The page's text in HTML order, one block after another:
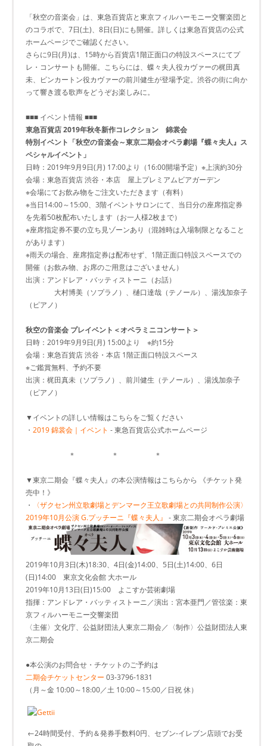
「秋空の音楽会」は、東急百貨店と東京フィルハーモニー交響楽団と
のコラボで、7日(土)、8日(日)にも開催。詳しくは東急百貨店の公式
ホームページでご確認ください。
さらに9日(月)は、15時から百貨店1階正面口の特設スペースにてプ
レ・コンサートも開催。こちらには、蝶々夫人役カヴァーの梶田真
未、ピンカートン役カヴァーの前川健生が登場予定。渋谷の街に向か
って響き渡る歌声をどうぞお楽しみに。
■■■ イベント情報 ■■■
東急百貨店 2019年秋冬新作コレクション 錦裳会
特別イベント「秋空の音楽会～東京二期会オペラ劇場『蝶々夫人』ス
ペシャルイベント」
日時：2019年9月9日(月) 17:00より（16:00開場予定）※上演約30分
会場：東急百貨店 渋谷・本店 屋上プレミアムビアガーデン
※会場にてお飲み物をご注文いただきます（有料）
※当日14:00～15:00、3階イベントサロンにて、当日分の座席指定券
を先着50枚配布いたします（お一人様2枚まで）
※座席指定券不要の立ち見ゾーンあり（混雑時は入場制限となること
があります）
※雨天の場合、座席指定券は配布せず、1階正面口特設スペースでの
開催（お飲み物、お席のご用意はございません）
出演：アンドレア・バッティストーニ（お話）
大村博美（ソプラノ）、樋口達哉（テノール）、湯浅加奈子
（ピアノ）
秋空の音楽会 プレイベント＜オペラミニコンサート＞
日時：2019年9月9日(月) 15:00より ※約15分
会場：東急百貨店 渋谷・本店 1階正面口特設スペース
※ご鑑賞無料、予約不要
出演：梶田真未（ソプラノ）、前川健生（テノール）、湯浅加奈子
（ピアノ）
▼イベントの詳しい情報はこちらをご覧ください
・ 2019 錦裳会｜イベント - 東急百貨店公式ホームページ
＊ ＊ ＊
▼東京二期会『蝶々夫人』の本公演情報はこちらから 《チケット発
売中！》
・
〈ザクセン州立歌劇場とデンマーク王立歌劇場との共同制作公演〉
2019年10月公演 G.プッチーニ『蝶々夫人』 - 東京二期会オペラ劇場
2019年10月3日(木)18:30、4日(金)14:00、5日(土)14:00、6日
(日)14:00 東京文化会館 大ホール
2019年10月13日(日)15:00 よこすか芸術劇場
指揮：アンドレア・バッティストーニ／演出：宮本亜門／管弦楽：東
京フィルハーモニー交響楽団
〈主催〉文化庁、公益財団法人東京二期会／〈制作〉公益財団法人東
京二期会
●本公演のお問合せ・チケットのご予約は
二期会チケットセンター 03-3796-1831
（月～金 10:00～18:00／土 10:00～15:00／日祝 休）
←24時間受付、予約＆発券手数料0円、セブン-イレブン店頭でお受